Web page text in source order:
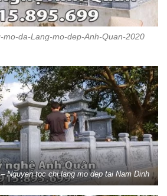
mo-da-Lang-mo-dep-Anh-Quan-2020
Nguyen toc chi lang mo dep tai Nam Dinh